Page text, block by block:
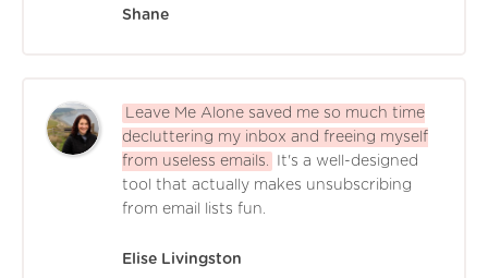
Shane
Leave Me Alone saved me so much time
decluttering my inbox and freeing myself
from useless emails.
It's a well-designed
tool that actually makes unsubscribing
from email lists fun.
Elise Livingston